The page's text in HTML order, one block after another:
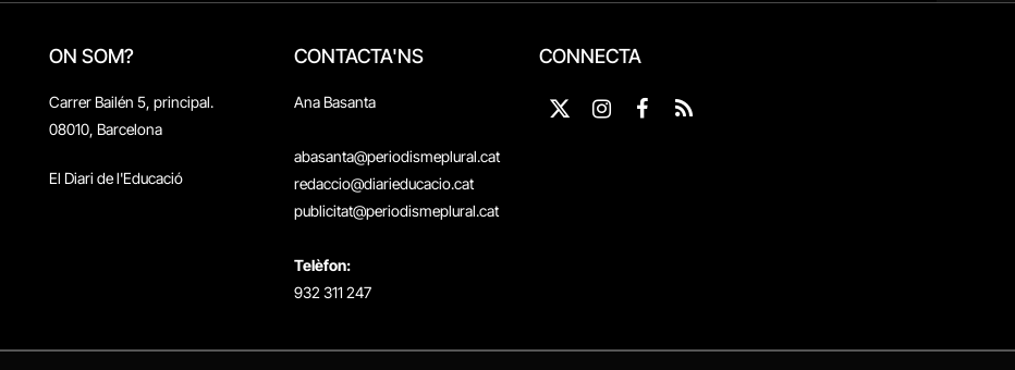
ON SOM?
Carrer Bailén 5, principal.
08010, Barcelona
El Diari de l'Educació
CONTACTA'NS
Ana Basanta
abasanta@periodismeplural.cat
redaccio@diarieducacio.cat
publicitat@periodismeplural.cat
Telèfon:
932 311 247
CONNECTA
X
Instagram
Facebook
RSS